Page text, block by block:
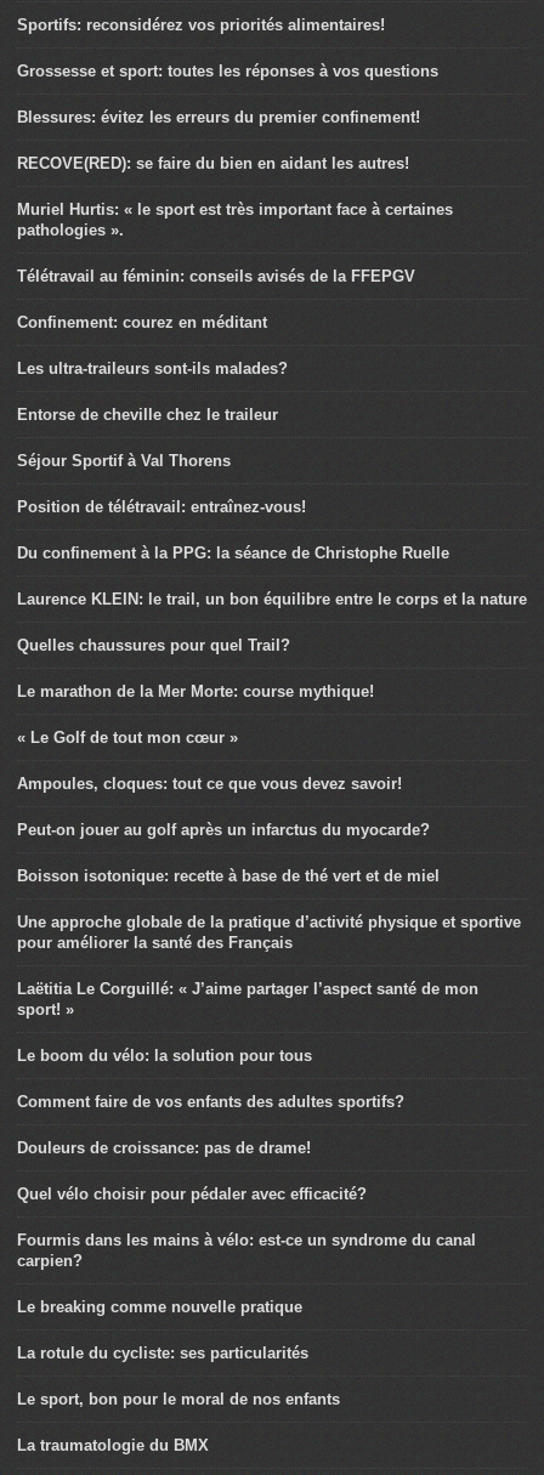
Sportifs: reconsidérez vos priorités alimentaires!
Grossesse et sport: toutes les réponses à vos questions
Blessures: évitez les erreurs du premier confinement!
RECOVE(RED): se faire du bien en aidant les autres!
Muriel Hurtis: « le sport est très important face à certaines
pathologies ».
Télétravail au féminin: conseils avisés de la FFEPGV
Confinement: courez en méditant
Les ultra-traileurs sont-ils malades?
Entorse de cheville chez le traileur
Séjour Sportif à Val Thorens
Position de télétravail: entraînez-vous!
Du confinement à la PPG: la séance de Christophe Ruelle
Laurence KLEIN: le trail, un bon équilibre entre le corps et la nature
Quelles chaussures pour quel Trail?
Le marathon de la Mer Morte: course mythique!
« Le Golf de tout mon cœur »
Ampoules, cloques: tout ce que vous devez savoir!
Peut-on jouer au golf après un infarctus du myocarde?
Boisson isotonique: recette à base de thé vert et de miel
Une approche globale de la pratique d’activité physique et sportive
pour améliorer la santé des Français
Laëtitia Le Corguillé: « J’aime partager l’aspect santé de mon
sport! »
Le boom du vélo: la solution pour tous
Comment faire de vos enfants des adultes sportifs?
Douleurs de croissance: pas de drame!
Quel vélo choisir pour pédaler avec efficacité?
Fourmis dans les mains à vélo: est-ce un syndrome du canal
carpien?
Le breaking comme nouvelle pratique
La rotule du cycliste: ses particularités
Le sport, bon pour le moral de nos enfants
La traumatologie du BMX